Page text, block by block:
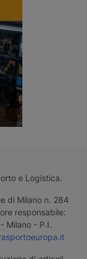
e Logistica.
di Milano n. 284
responsabile:
Milano - P.I.